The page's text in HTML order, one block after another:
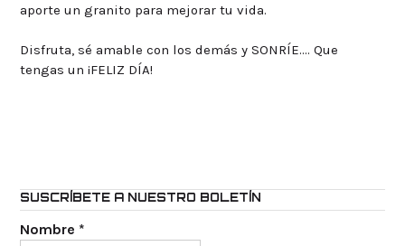
aporte un granito para mejorar tu vida.
Disfruta, sé amable con los demás y SONRÍE…. Que
tengas un ¡FELIZ DÍA!
SUSCRÍBETE A NUESTRO BOLETÍN
Nombre *